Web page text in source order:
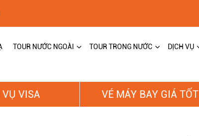
TOUR NƯỚC NGOÀI TOUR TRONG NƯỚC DỊCH VỤ
VỤ VISA VÉ MÁY BAY GIÁ TỐT